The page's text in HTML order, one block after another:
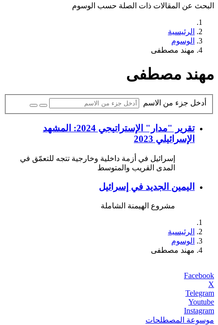
البحث عن المقالات ذات الصلة حسب الوسوم
الرئيسية
الوسوم
مهند مصطفى
مهند مصطفى
أدخل جزء من الاسم
تقرير "مدار" الإستراتيجي 2024: المشهد
الإسرائيلي 2023
إسرائيل في أزمة داخلية وخارجية تتجه للتعمّق في
المدى القريب والمتوسط
اليمين الجديد في إسرائيل
مشروع الهيمنة الشاملة
الرئيسية
الوسوم
مهند مصطفى
Facebook
X
Telegram
Youtube
Instagram
موسوعة المصطلحات